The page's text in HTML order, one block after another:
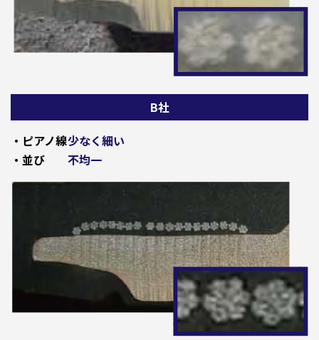
B社
・ピアノ線少なく細い
・並び
不均一